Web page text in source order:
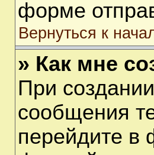
форме
Вернуться к
» Как мне
При
сообщения
перейдите в